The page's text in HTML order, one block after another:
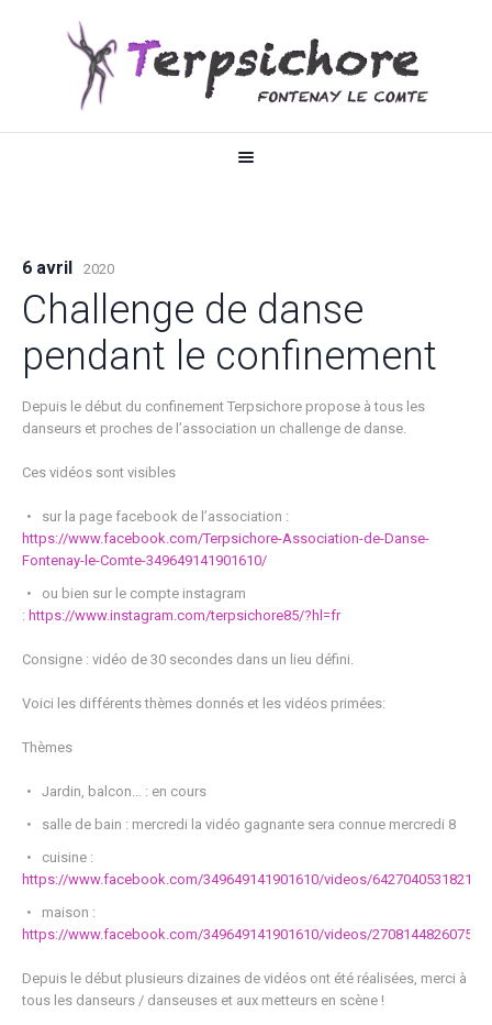
6 avril 2020
Challenge de danse
pendant le confinement
Depuis le début du confinement Terpsichore propose à tous les
danseurs et proches de l’association un challenge de danse.
Ces vidéos sont visibles
sur la page facebook de l’association :
https://www.facebook.com/Terpsichore-Association-de-Danse-
Fontenay-le-Comte-349649141901610/
ou bien sur le compte instagram
: https://www.instagram.com/terpsichore85/?hl=fr
Consigne : vidéo de 30 secondes dans un lieu défini.
Voici les différents thèmes donnés et les vidéos primées:
Thèmes
Jardin, balcon… : en cours
salle de bain : mercredi la vidéo gagnante sera connue mercredi 8
cuisine :
https://www.facebook.com/349649141901610/videos/642704053182112/
maison :
https://www.facebook.com/349649141901610/videos/
Depuis le début plusieurs dizaines de vidéos ont été réalisées, merci à
tous les danseurs / danseuses et aux metteurs en scène !